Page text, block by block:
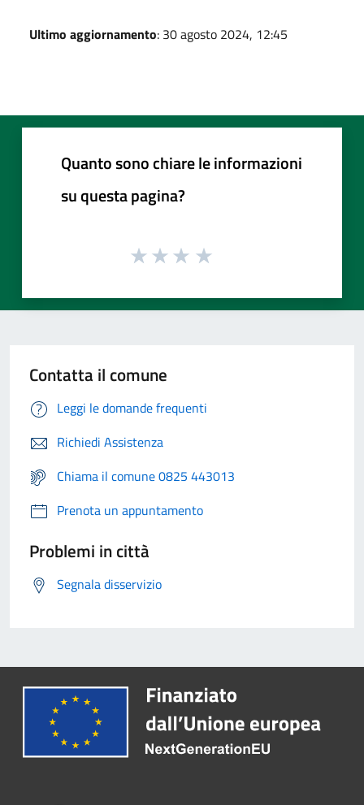
Ultimo aggiornamento: 30 agosto 2024, 12:45
Quanto sono chiare le informazioni
su questa pagina?
Contatta il comune
Leggi le domande frequenti
Richiedi Assistenza
Chiama il comune 0825 443013
Prenota un appuntamento
Problemi in città
Segnala disservizio